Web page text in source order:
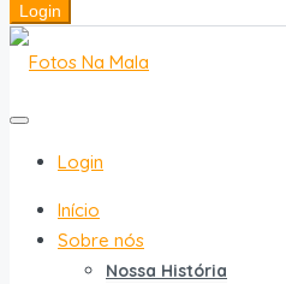
Login
Login
Início
Sobre nós
Nossa História